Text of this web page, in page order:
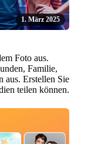
1. März 2025
Foto aus.
Familie,
aus. Erstellen Sie
teilen können.